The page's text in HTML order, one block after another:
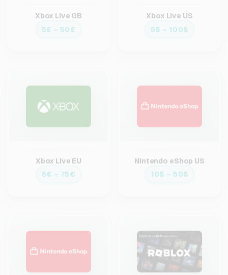
Xbox Live GB
5£ – 50£
Xbox Live US
5$ – 100$
Xbox Live EU
5€ – 75€
Nintendo eShop US
10$ – 50$